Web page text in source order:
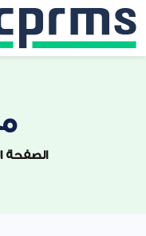
الصفحة